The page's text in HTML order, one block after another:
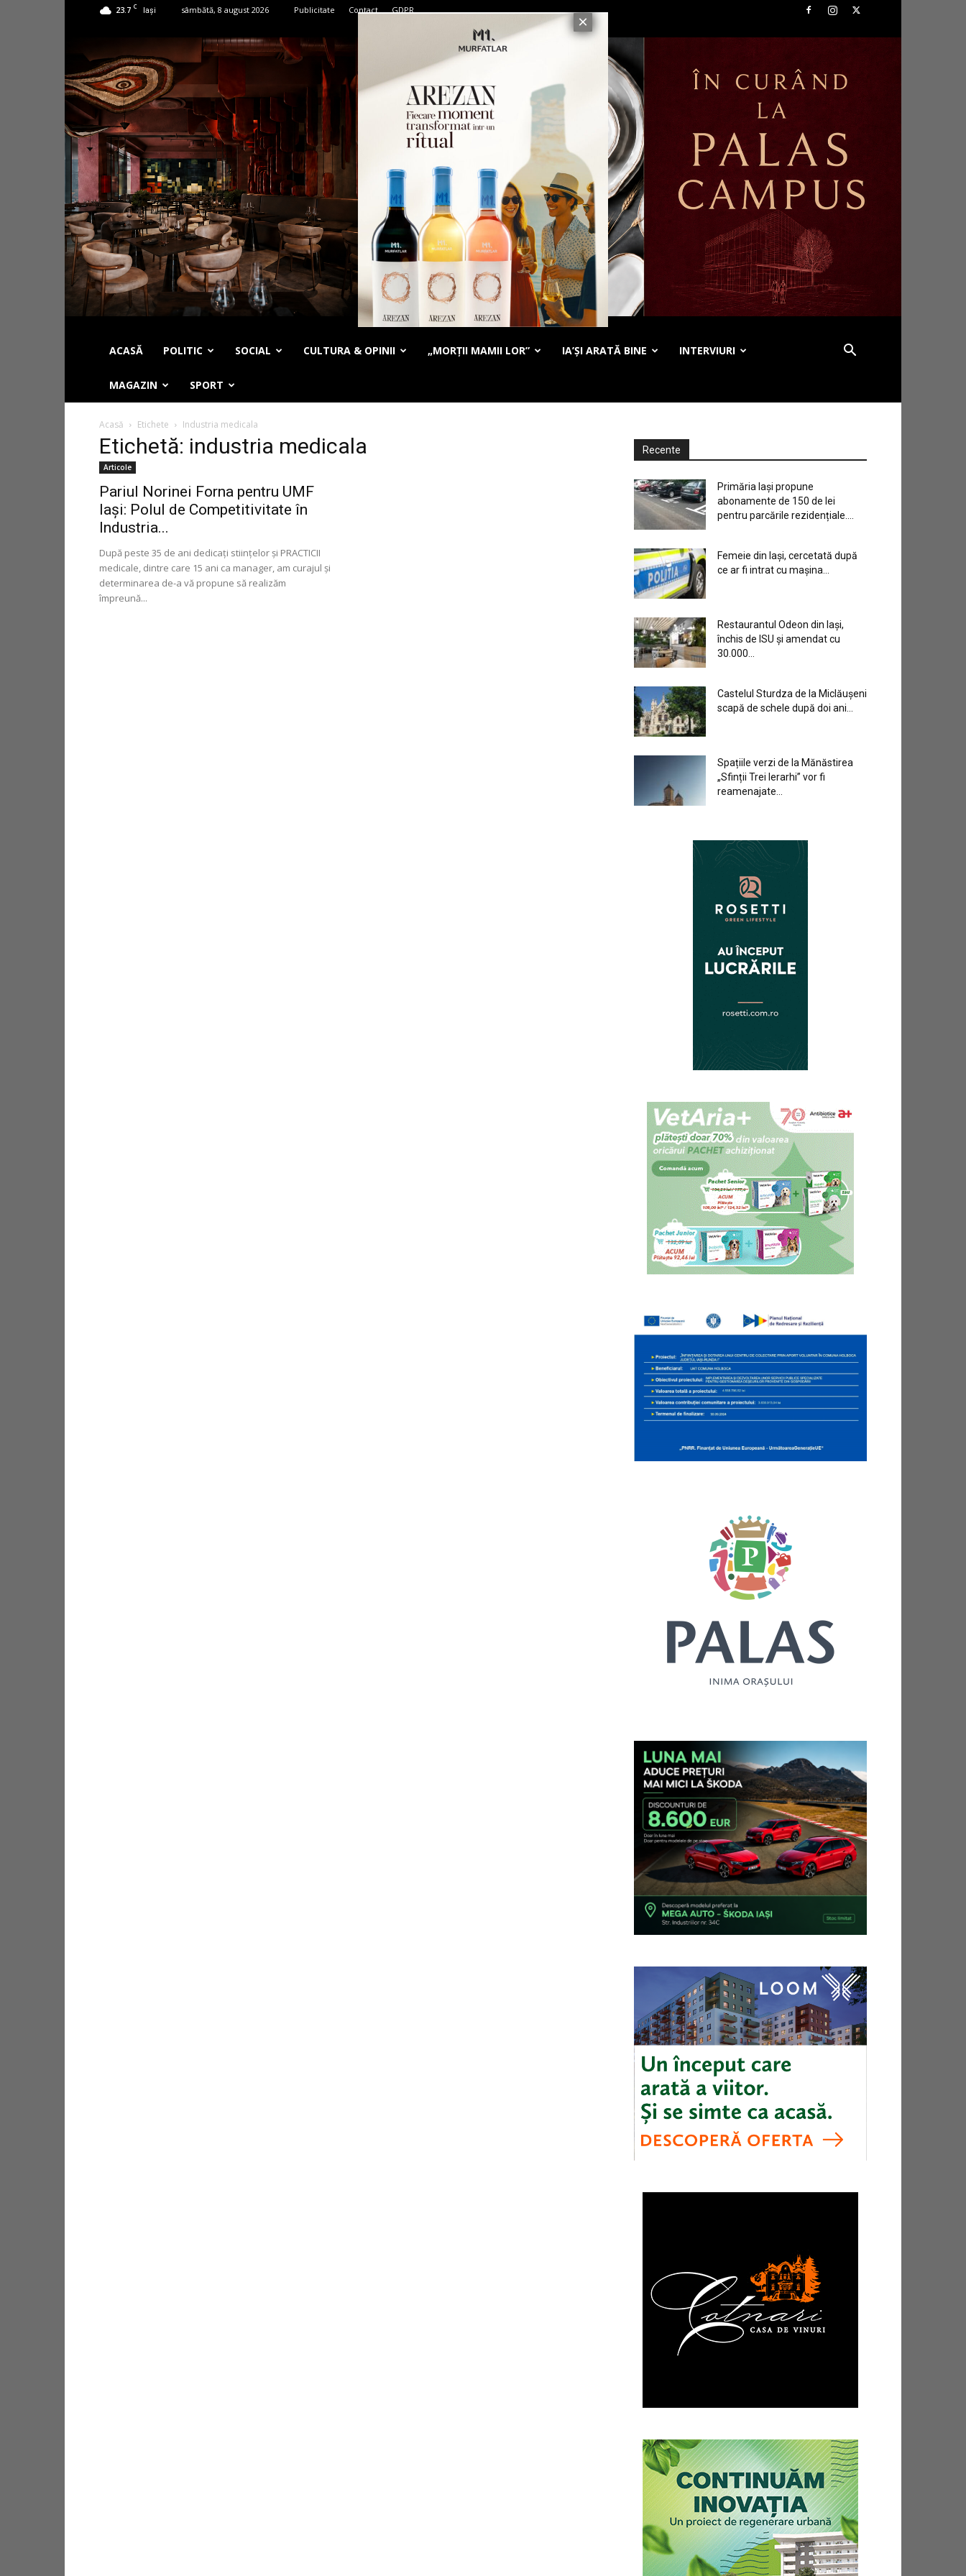
23.7 C Iași sâmbătă, 8 august 2026 Publicitate Contact GDPR
ACASĂ POLITIC SOCIAL CULTURA & OPINII „MORȚII MAMII LOR” IA’ȘI ARATĂ BINE INTERVIURI
MAGAZIN SPORT
Acasă Etichete Industria medicala
Etichetă: industria medicala
Articole
Pariul Norinei Forna pentru UMF
Iași: Polul de Competitivitate în
Industria...
După peste 35 de ani dedicați stiințelor și PRACTICII
medicale, dintre care 15 ani ca manager, am curajul și
determinarea de-a vă propune să realizăm
împreună...
Recente
Primăria Iași propune
abonamente de 150 de lei
pentru parcările rezidențiale....
Femeie din Iași, cercetată după
ce ar fi intrat cu mașina...
Restaurantul Odeon din Iași,
închis de ISU și amendat cu
30.000...
Castelul Sturdza de la Miclăușeni
scapă de schele după doi ani...
Spațiile verzi de la Mănăstirea
„Sfinții Trei Ierarhi” vor fi
reamenajate...